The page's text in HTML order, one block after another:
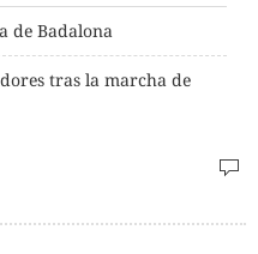
de Badalona
tras la marcha de